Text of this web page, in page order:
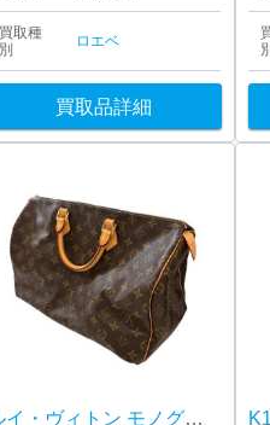
買取種
別
ロエベ
買取品詳細
別
ルイ・ヴィトン モノグラム スピーディ40 バッグ